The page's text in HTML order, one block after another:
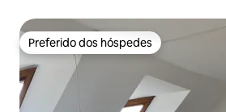
Preferido dos hóspedes
Preferido dos hóspedes